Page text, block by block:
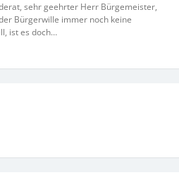
sehr geehrter Herr Bürgemeister,
Bürgerwille immer noch keine
ist es doch…